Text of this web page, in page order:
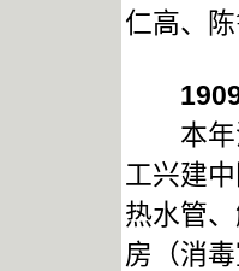
仁高、
本年沈
工兴建
热水管
房（消